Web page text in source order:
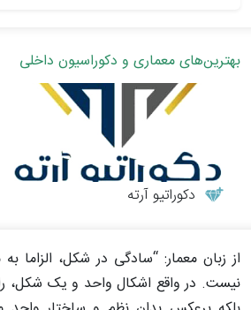
بهترین‌های معماری و دکوراسیون داخلی
دکوراتیو آرته
از زبان معمار: “سادگی در شکل، الزاما
نیست. در واقع اشکال واحد و یک شکل،